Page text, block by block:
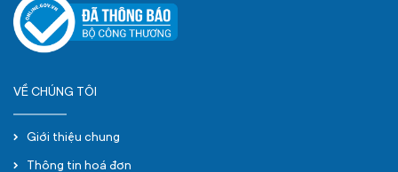
VỀ CHÚNG TÔI
Giới thiệu chung
Thông tin hoá đơn